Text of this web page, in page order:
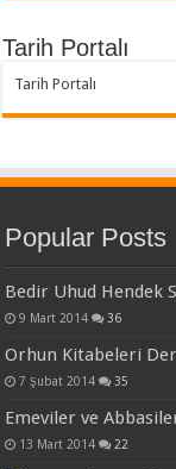
Tarih Portalı
Tarih Portalı
Popular Posts
Bedir Uhud Hendek
9 Mart 2014 36
Orhun Kitabeleri
7 Şubat 2014 35
Emeviler ve
13 Mart 2014 22